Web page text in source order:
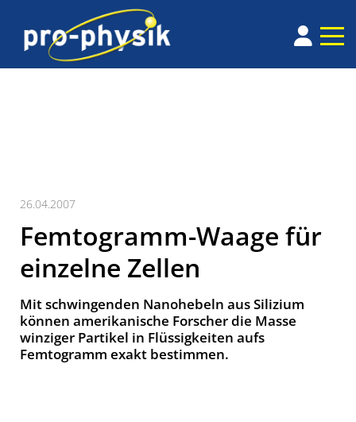
26.04.2007
Femtogramm-Waage für
einzelne Zellen
Mit schwingenden Nanohebeln aus Silizium
können amerikanische Forscher die Masse
winziger Partikel in Flüssigkeiten aufs
Femtogramm exakt bestimmen.